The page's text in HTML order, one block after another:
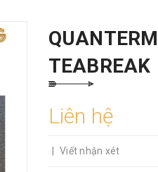
TEABREAK
Liên hệ
Viết nhận xét